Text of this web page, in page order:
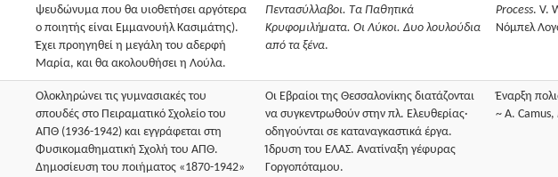
ψευδώνυμα που θα υιοθετήσει αργότερα
ο ποιητής είναι Εμμανουήλ Κασιμάτης).
Έχει προηγηθεί η μεγάλη του αδερφή
Μαρία, και θα ακολουθήσει η Λούλα.
Πεντασύλλαβοι. Tα Παθητικά
Kρυφομιλήματα. Oι Λύκοι. Δυο λουλούδια
από τα ξένα.
Process. V.
Νόμπελ
Ολοκληρώνει τις γυμνασιακές του
σπουδές στο Πειραματικό Σχολείο του
ΑΠΘ (1936-1942) και εγγράφεται στη
Φυσικομαθηματική Σχολή του ΑΠΘ.
Δημοσίευση του ποιήματος «1870-1942»
Οι Εβραίοι της Θεσσαλονίκης διατάζονται
να συγκεντρωθούν στην πλ. Ελευθερίας·
οδηγούνται σε καταναγκαστικά έργα.
Ίδρυση του ΕΛΑΣ. Ανατίναξη γέφυρας
Γοργοπόταμου.
Έναρξη
~ A. Camus,